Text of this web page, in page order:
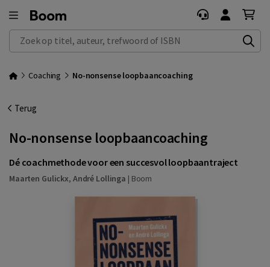
Zoek op titel, auteur, trefwoord of ISBN
Coaching No-nonsense loopbaancoaching
Terug
No-nonsense loopbaancoaching
Dé coachmethode voor een succesvol loopbaantraject
Maarten Gulickx, André Lollinga | Boom